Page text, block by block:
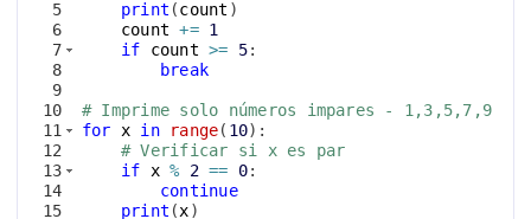
5
6
7
8
9
10
11
12
13
14
15
print (count )
count += 1
if
count >= 5:
break
# Imprime solo números impares - 1,3,5,7,9
for
x in range( 10) :
# Verificar si x es par
if
x % 2 == 0:
continue
print (x)